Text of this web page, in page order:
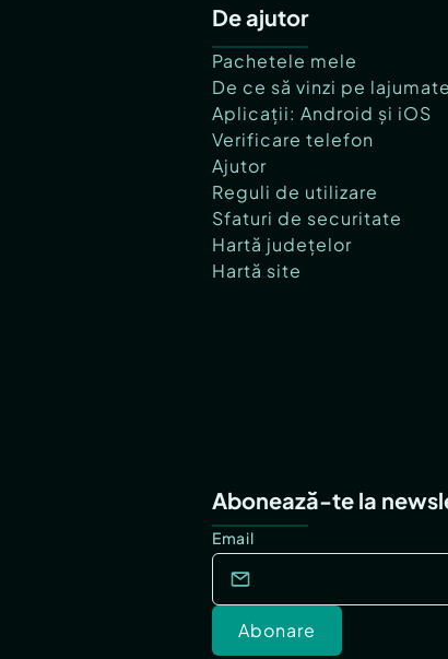
De ajutor
Pachetele mele
De ce să vinzi pe
Aplicații: Android și iOS
Verificare telefon
Ajutor
Reguli de utilizare
Sfaturi de securitate
Hartă județelor
Hartă site
Abonează-te la
Email
Abonare